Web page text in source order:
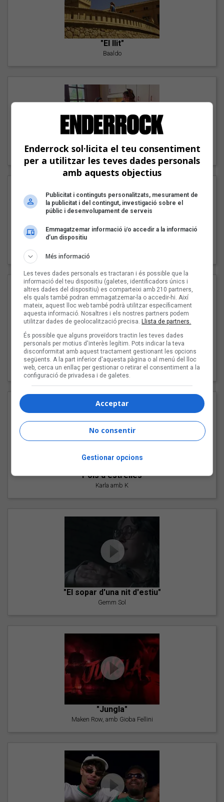
"El llit"
Baaldo
Carmen y María
"Les cabres"
94 Rules amb Compte
"Pols d'estrelles"
Karla amb K
"El sopar d'una nit d'estiu"
Gemm Sol
"Jungla"
Maken Row, amb Gioba Fellini
Enderrock sol·licita el teu consentiment
per a utilitzar les teves dades personals
amb aquests objectius
Publicitat i continguts personalitzats, mesurament de
la publicitat i del contingut, investigació sobre el
públic i desenvolupament de serveis
Emmagatzemar informació i/o accedir a la informació
d’un dispositiu
Més informació
Les teves dades personals es tractaran i és possible que la
informació del teu dispositiu (galetes, identificadors únics i
altres dades del dispositiu) es comparteixi amb 210 partners,
els quals també podran emmagatzemar-la o accedir-hi. Així
mateix, aquest lloc web també podrà utilitzar específicament
aquesta informació. Nosaltres i els nostres partners podem
utilitzar dades de geolocalització precisa.Llista de partners.
És possible que alguns proveïdors tractin les teves dades
personals per motius d'interès legítim. Pots indicar la teva
disconformitat amb aquest tractament gestionant les opcions
següents. A la part inferior d'aquesta pàgina o al menú del lloc
web, cerca un enllaç per gestionar o retirar el consentiment a la
configuració de privadesa i de galetes.
Acceptar
No consentir
Gestionar opcions